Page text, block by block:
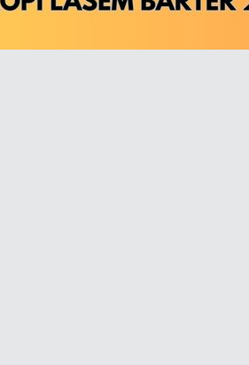
وَكُلُّ آيٍ أَتَى الرُّسْلُ الْكِرَامُ بِهَا